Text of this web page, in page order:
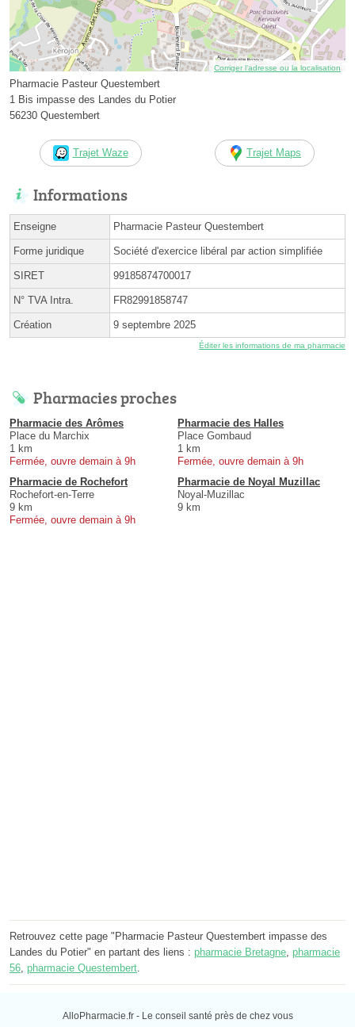
Corriger l’adresse ou la localisation
Pharmacie Pasteur Questembert
1 Bis impasse des Landes du Potier
56230 Questembert
Trajet Waze Trajet Maps
Informations
Enseigne Pharmacie Pasteur Questembert
Forme juridique Société d'exercice libéral par action simplifiée
SIRET 99185874700017
N° TVA Intra. FR82991858747
Création 9 septembre 2025
Éditer les informations de ma pharmacie
Pharmacies proches
Pharmacie des Arômes
Place du Marchix
1 km
Fermée, ouvre demain à 9h
Pharmacie des Halles
Place Gombaud
1 km
Fermée, ouvre demain à 9h
Pharmacie de Rochefort
Rochefort-en-Terre
9 km
Fermée, ouvre demain à 9h
Pharmacie de Noyal Muzillac
Noyal-Muzillac
9 km
Retrouvez cette page "Pharmacie Pasteur Questembert impasse des
Landes du Potier" en partant des liens : pharmacie Bretagne, pharmacie
56, pharmacie Questembert.
AlloPharmacie.fr - Le conseil santé près de chez vous